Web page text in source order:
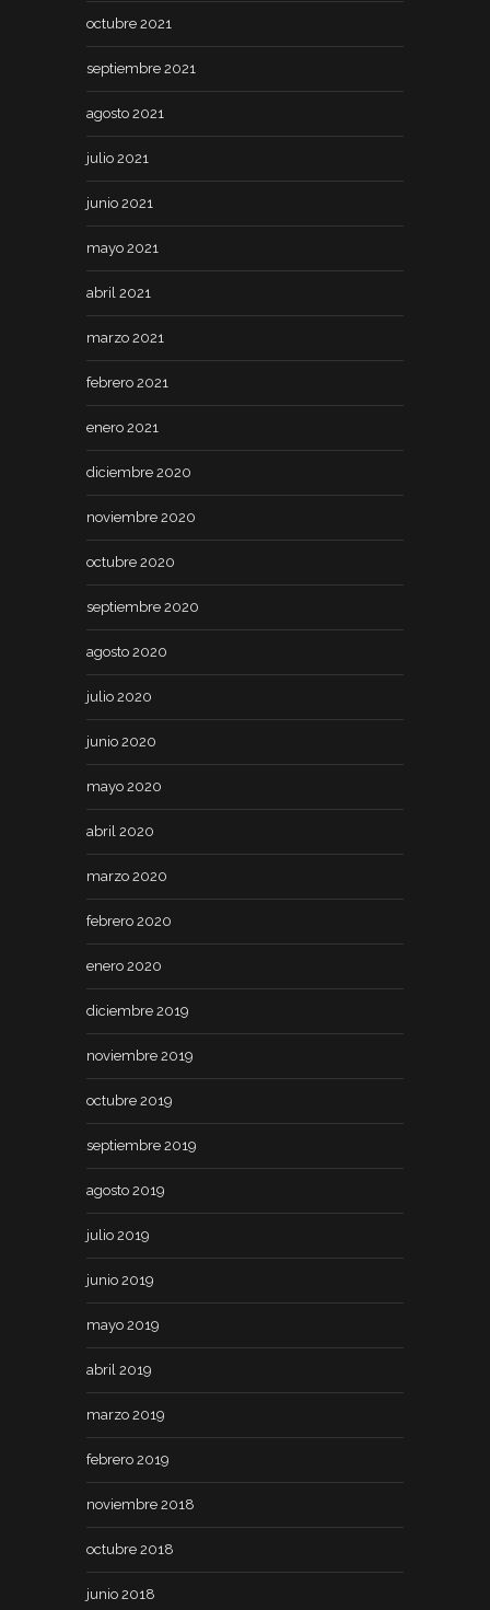
octubre 2021
septiembre 2021
agosto 2021
julio 2021
junio 2021
mayo 2021
abril 2021
marzo 2021
febrero 2021
enero 2021
diciembre 2020
noviembre 2020
octubre 2020
septiembre 2020
agosto 2020
julio 2020
junio 2020
mayo 2020
abril 2020
marzo 2020
febrero 2020
enero 2020
diciembre 2019
noviembre 2019
octubre 2019
septiembre 2019
agosto 2019
julio 2019
junio 2019
mayo 2019
abril 2019
marzo 2019
febrero 2019
noviembre 2018
octubre 2018
junio 2018